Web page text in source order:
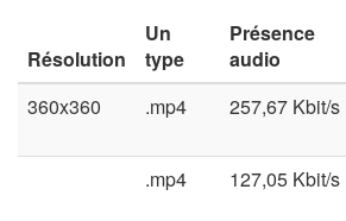
Résolution
Un
type
Présence
audio
360x360
.mp4
257,67 Kbit/s
.mp4
127,05 Kbit/s